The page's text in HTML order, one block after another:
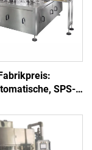
Fabrikpreis:
SPS-
Einsetz- und
für
Lebensmittel,